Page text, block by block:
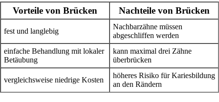
Vorteile von Brücken Nachteile von Brücken
fest und langlebig
Nachbarzähne müssen
abgeschliffen werden
einfache Behandlung mit lokaler
Betäubung
kann maximal drei Zähne
überbrücken
vergleichsweise niedrige Kosten
höheres Risiko für Kariesbildung
an den Rändern